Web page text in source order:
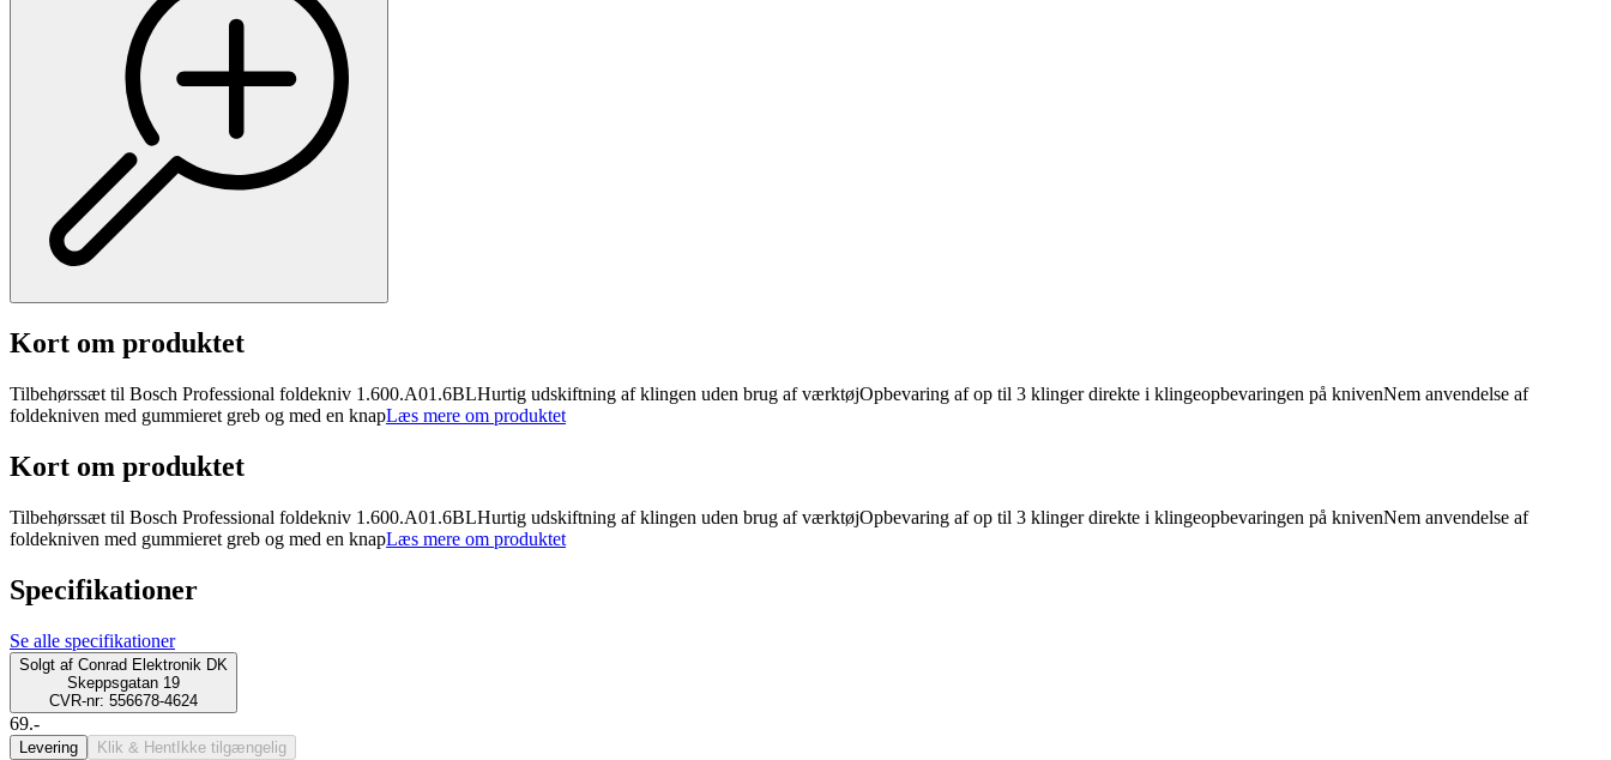
Kort om produktet
Tilbehørssæt til Bosch Professional foldekniv 1.600.A01.6BLHurtig udskiftning af klingen uden brug af værktøjOpbevaring af op til 3 klinger direkte i klingeopbevaringen på knivenNem anvendelse af
foldekniven med gummieret greb og med en knapLæs mere om produktet
Kort om produktet
Tilbehørssæt til Bosch Professional foldekniv 1.600.A01.6BLHurtig udskiftning af klingen uden brug af værktøjOpbevaring af op til 3 klinger direkte i klingeopbevaringen på knivenNem anvendelse af
foldekniven med gummieret greb og med en knapLæs mere om produktet
Specifikationer
Se alle specifikationer
Solgt af Conrad Elektronik DK
Skeppsgatan 19
CVR-nr: 556678-4624
69.-
Levering Klik & Hent Ikke tilgængelig